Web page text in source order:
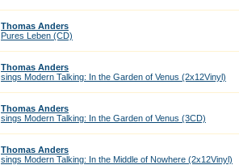
Thomas Anders
Pures Leben (CD)
Thomas Anders
sings Modern Talking: In the Garden of Venus (2x12Vinyl)
Thomas Anders
sings Modern Talking: In the Garden of Venus (3CD)
Thomas Anders
sings Modern Talking: In the Middle of Nowhere (2x12Vinyl)